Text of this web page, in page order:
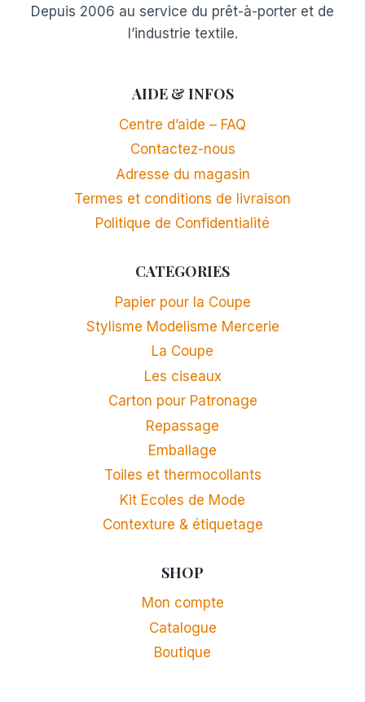
Depuis 2006 au service du prêt-à-porter et de
l’industrie textile.
AIDE & INFOS
Centre d’aide – FAQ
Contactez-nous
Adresse du magasin
Termes et conditions de livraison
Politique de Confidentialité
CATEGORIES
Papier pour la Coupe
Stylisme Modelisme Mercerie
La Coupe
Les ciseaux
Carton pour Patronage
Repassage
Emballage
Toiles et thermocollants
Kit Ecoles de Mode
Contexture & étiquetage
SHOP
Mon compte
Catalogue
Boutique